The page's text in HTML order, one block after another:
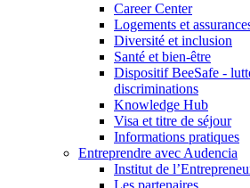
Career Center
Logements et
Diversité et inclusion
Santé et bien-être
Dispositif BeeSafe -
discriminations
Knowledge Hub
Visa et titre de séjour
Informations pratiques
Entreprendre avec Audencia
Institut de
Les partenaires